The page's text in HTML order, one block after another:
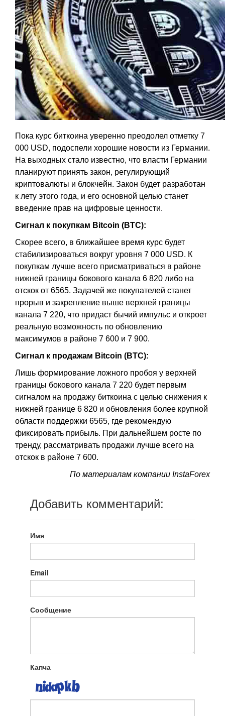
Пока курс биткоина уверенно преодолел отметку 7
000 USD, подоспели хорошие новости из Германии.
На выходных стало известно, что власти Германии
планируют принять закон, регулирующий
криптовалюты и блокчейн. Закон будет разработан
к лету этого года, и его основной целью станет
введение прав на цифровые ценности.
Сигнал к покупкам Bitcoin (BTC):
Скорее всего, в ближайшее время курс будет
стабилизироваться вокруг уровня 7 000 USD. К
покупкам лучше всего присматриваться в районе
нижней границы бокового канала 6 820 либо на
отскок от 6565. Задачей же покупателей станет
прорыв и закрепление выше верхней границы
канала 7 220, что придаст бычий импульс и откроет
реальную возможность по обновлению
максимумов в районе 7 600 и 7 900.
Сигнал к продажам Bitcoin (BTC):
Лишь формирование ложного пробоя у верхней
границы бокового канала 7 220 будет первым
сигналом на продажу биткоина с целью снижения к
нижней границе 6 820 и обновления более крупной
области поддержки 6565, где рекомендую
фиксировать прибыль. При дальнейшем росте по
тренду, рассматривать продажи лучше всего на
отскок в районе 7 600.
По материалам компании InstaForex
Добавить комментарий:
Имя
Email
Сообщение
Капча